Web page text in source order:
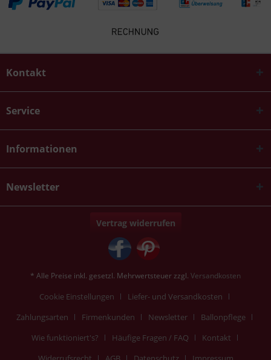
Kontakt
Service
Informationen
Newsletter
Vertrag widerrufen
* Alle Preise inkl. gesetzl. Mehrwertsteuer zzgl. Versandkosten
Cookie Einstellungen
Liefer- und Versandkosten
Zahlungsarten
Firmenkunden Newsletter
Ballonpflege
Wie funktioniert's?
Häufige Fragen / FAQ
Kontakt